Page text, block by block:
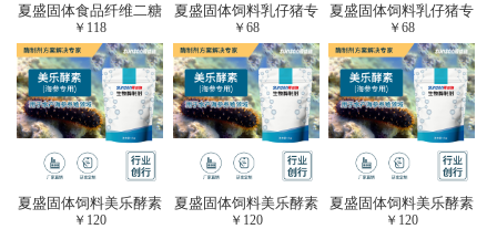
夏盛固体食品纤维二糖
酶(植物提取专用酶/用
于虎杖白藜芦醇提
取)FFG-0656
￥ 118
夏盛固体饲料乳仔猪专
用复合酶SFG-0932
￥ 68
夏盛固体饲料乳仔猪专
用复合酶SFG-0932
￥68
夏盛固体饲料美乐酵素
(水产海参海胆专
￥ 120
夏盛固体饲料美乐酵素
(水产海参海胆专
￥ 120
夏盛固体饲料美乐酵素
(水产海参海胆专
￥ 120